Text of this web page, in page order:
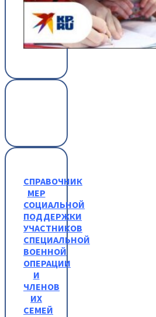
СПРАВОЧНИК
МЕР
СОЦИАЛЬНОЙ
ПОДДЕРЖКИ
УЧАСТНИКОВ
СПЕЦИАЛЬНОЙ
ВОЕННОЙ
ОПЕРАЦИИ
И
ЧЛЕНОВ
ИХ
СЕМЕЙ